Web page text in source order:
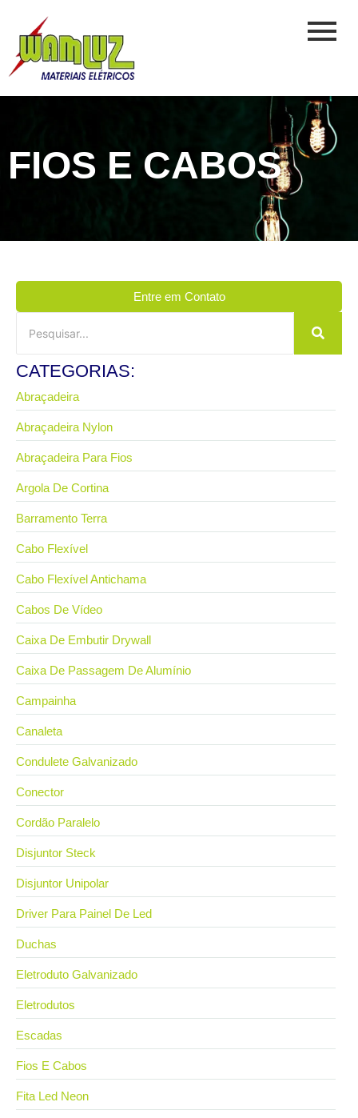
FIOS E CABOS
Entre em Contato
CATEGORIAS:
Abraçadeira
Abraçadeira Nylon
Abraçadeira Para Fios
Argola De Cortina
Barramento Terra
Cabo Flexível
Cabo Flexível Antichama
Cabos De Vídeo
Caixa De Embutir Drywall
Caixa De Passagem De Alumínio
Campainha
Canaleta
Condulete Galvanizado
Conector
Cordão Paralelo
Disjuntor Steck
Disjuntor Unipolar
Driver Para Painel De Led
Duchas
Eletroduto Galvanizado
Eletrodutos
Escadas
Fios E Cabos
Fita Led Neon